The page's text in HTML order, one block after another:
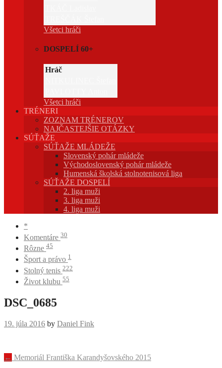
Všetci hráči
DOSPELÍ 60+
Hráč
Všetci hráči
TRÉNERI
ZOZNAM TRÉNEROV
NAJČASTEJŠIE OTÁZKY
SÚŤAŽE
SÚŤAŽE MLÁDEŽE
Slovenský pohár mládeže
Východoslovenský pohár mládeže
Humenská školská stolnotenisová liga
SÚŤAŽE DOSPELÍ
2. liga muži
3. liga muži
4. liga muži
*
Komentáre 30
Rôzne 45
Šport a právo 1
Stolný tenis 222
Život klubu 55
DSC_0685
19. júla 2016 by Daniel Fink
Navigácia
← Memoriál Františka Karandyšovského 2015